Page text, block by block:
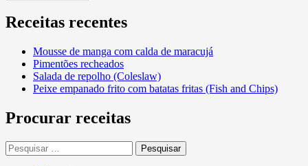
mês
Receitas recentes
Mousse de manga com calda de maracujá
Pimentões recheados
Salada de repolho (Coleslaw)
Peixe empanado frito com batatas fritas (Fish and Chips)
Procurar receitas
Pesquisar
por: